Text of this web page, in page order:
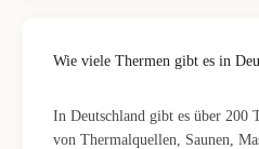
Wie viele Thermen gibt es in
In Deutschland gibt es über 200
von Thermalquellen, Saunen,